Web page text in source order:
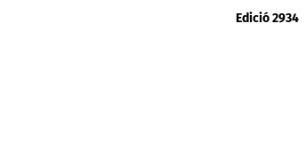
Edició 2934